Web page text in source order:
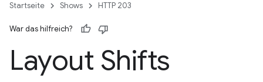
Startseite Shows HTTP 203
War das hilfreich?
Layout Shifts